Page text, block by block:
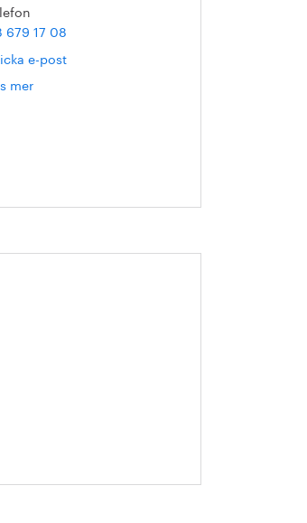
679 17 08
e-post
mer